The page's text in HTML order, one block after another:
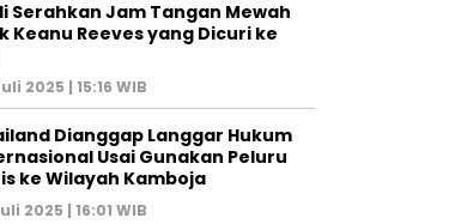
Serahkan Jam Tangan Mewah
Keanu Reeves yang Dicuri ke
2025 | 15:16 WIB
Dianggap Langgar Hukum
Usai Gunakan Peluru
ke Wilayah Kamboja
2025 | 16:01 WIB